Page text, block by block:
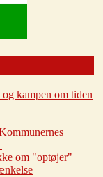
kampen om tiden
om "optøjer"